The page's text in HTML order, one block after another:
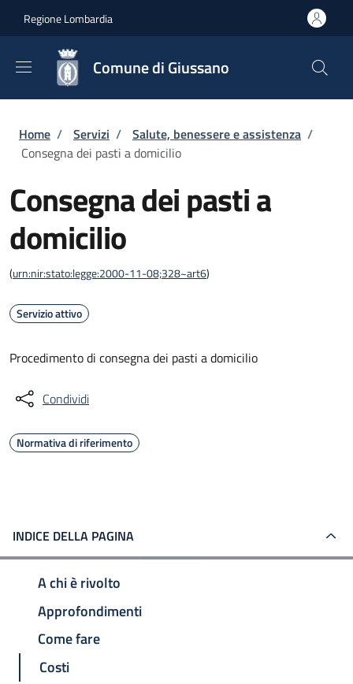
Regione Lombardia
Comune di Giussano
Briciole di pane
Home / Servizi / Salute, benessere e assistenza /
Consegna dei pasti a domicilio
Consegna dei pasti a
domicilio
(urn:nir:stato:legge:2000-11-08;328~art6)
Servizio attivo
Procedimento di consegna dei pasti a domicilio
Condividi
Normativa di riferimento
INDICE DELLA PAGINA
A chi è rivolto
Approfondimenti
Come fare
Costi